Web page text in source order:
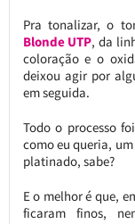
Pra tonalizar, o
Blonde UTP, da
coloração e o
deixou agir por
em seguida.
Todo o processo
como eu queria,
platinado, sabe?
E o melhor é que,
ficaram finos,